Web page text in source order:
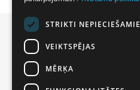
Durvis
STRIKTI NEPIECIEŠAMIE
VEIKTSPĒJAS
MĒRĶA